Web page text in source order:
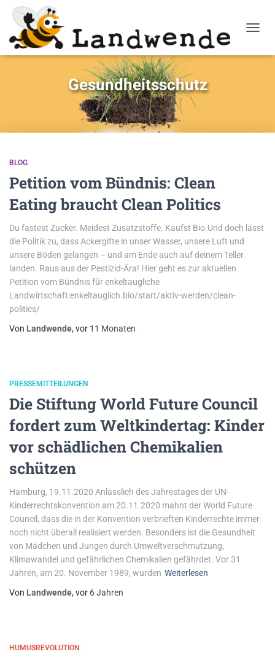
Gesundheitsschutz
BLOG
Petition vom Bündnis: Clean
Eating braucht Clean Politics
Du fastest Zucker. Meidest Zusatzstoffe. Kaufst Bio.Und doch lässt
die Politik zu, dass Ackergifte in unser Wasser, unsere Luft und
unsere Böden gelangen – und am Ende auch auf deinem Teller
landen. Raus aus der Pestizid-Ära! Hier geht es zur aktuellen
Petition vom Bündnis für enkeltaugliche
Landwirtschaft:enkeltauglich.bio/start/aktiv-werden/clean-
politics/
Von Landwende, vor 11 Monaten
PRESSEMITTEILUNGEN
Die Stiftung World Future Council
fordert zum Weltkindertag: Kinder
vor schädlichen Chemikalien
schützen
Hamburg, 19.11.2020 Anlässlich des Jahrestages der UN-
Kinderrechtskonvention am 20.11.2020 mahnt der World Future
Council, dass die in der Konvention verbrieften Kinderrechte immer
noch nicht überall realisiert werden. Besonders ist die Gesundheit
von Mädchen und Jungen durch Umweltverschmutzung,
Klimawandel und gefährlichen Chemikalien gefährdet. Vor 31
Jahren, am 20. November 1989, wurden Weiterlesen
Von Landwende, vor 6 Jahren
HUMUSREVOLUTION